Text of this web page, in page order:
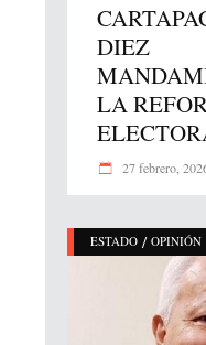
DIEZ
LA
27 febrero,
ESTADO / OPINIÓN